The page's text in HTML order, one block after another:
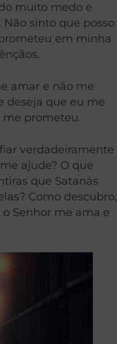
muito medo e
sinto que posso
em minha
amar e não me
deseja que eu me
me prometeu.
verdadeiramente
ajude? O que
que Satanás
Como descubro,
Senhor me ama e